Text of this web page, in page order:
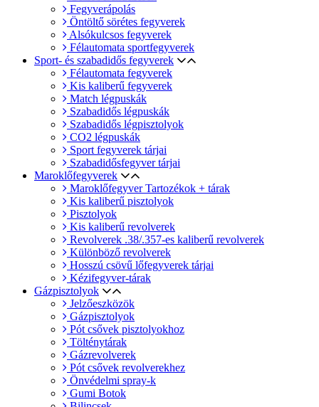
Fegyverápolás
Öntöltő sörétes fegyverek
Alsókulcsos fegyverek
Félautomata sportfegyverek
Sport- és szabadidős fegyverek
Félautomata fegyverek
Kis kaliberű fegyverek
Match légpuskák
Szabadidős légpuskák
Szabadidős légpisztolyok
CO2 légpuskák
Sport fegyverek tárjai
Szabadidősfegyver tárjai
Maroklőfegyverek
Maroklőfegyver Tartozékok + tárak
Kis kaliberű pisztolyok
Pisztolyok
Kis kaliberű revolverek
Revolverek .38/.357-es kaliberű revolverek
Különböző revolverek
Hosszú csövű lőfegyverek tárjai
Kézifegyver-tárak
Gázpisztolyok
Jelzőeszközök
Gázpisztolyok
Pót csővek pisztolyokhoz
Tölténytárak
Gázrevolverek
Pót csővek revolverekhez
Önvédelmi spray-k
Gumi Botok